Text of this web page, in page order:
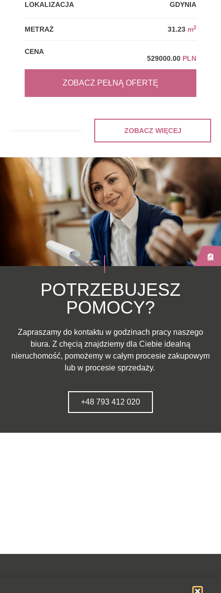
LOKALIZACJA GDYNIA
METRAŻ 31.23 m2
CENA
529000.00 PLN
ZOBACZ PEŁNĄ OFERTĘ
ZOBACZ WIĘCEJ
POTRZEBUJESZ
POMOCY?
Zapraszamy do kontaktu w godzinach pracy naszego
biura. Z chęcią znajdziemy dla Ciebie idealną
nieruchomość, pomożemy w całym procesie zakupowym
lub w procesie sprzedaży.
+48 793 412 020